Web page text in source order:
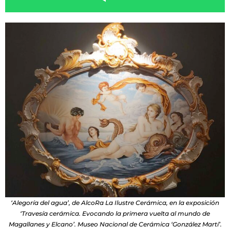
‘Alegoría del agua’, de AlcoRa La Ilustre Cerámica, en la exposición
‘Travesía cerámica. Evocando la primera vuelta al mundo de
Magallanes y Elcano’. Museo Nacional de Cerámica ‘González Martí’.